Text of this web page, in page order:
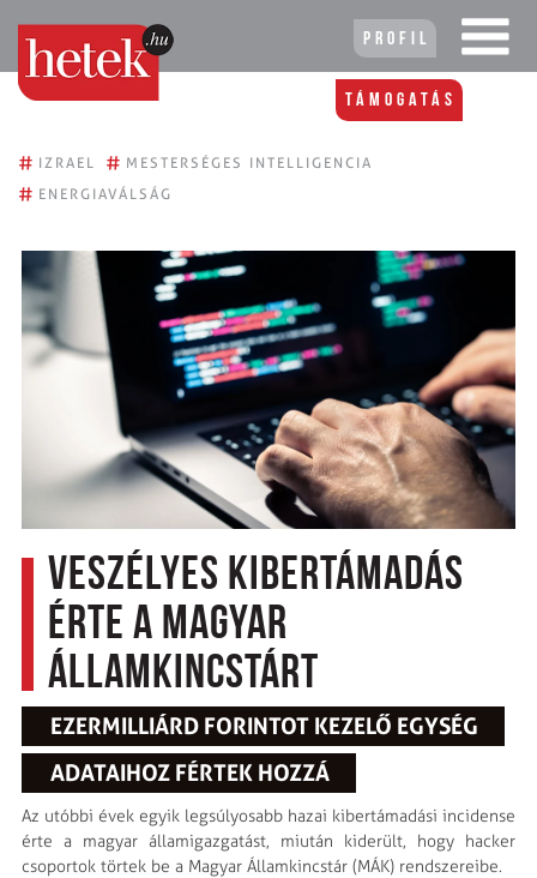
Profil
Támogatás
# IZRAEL # MESTERSÉGES INTELLIGENCIA
# ENERGIAVÁLSÁG
Veszélyes kibertámadás
érte a Magyar
Államkincstárt
EZERMILLIÁRD FORINTOT KEZELŐ EGYSÉG
ADATAIHOZ FÉRTEK HOZZÁ
Az utóbbi évek egyik legsúlyosabb hazai kibertámadási incidense
érte a magyar államigazgatást, miután kiderült, hogy hacker
csoportok törtek be a Magyar Államkincstár (MÁK) rendszereibe.